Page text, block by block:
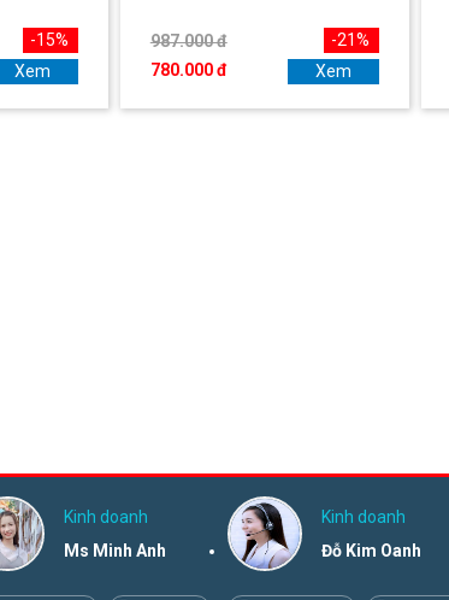
-15%
Xem
987.000 đ
780.000 đ
-21%
Xem
Kinh doanh
Ms Minh Anh
Kinh doanh
Đỗ Kim Oanh